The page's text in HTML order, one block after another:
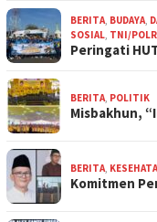
BERITA, BUDAYA,
SOSIAL, TNI/
Peringati
BERITA, POLITIK
Misbakhun,
BERITA,
Komitmen